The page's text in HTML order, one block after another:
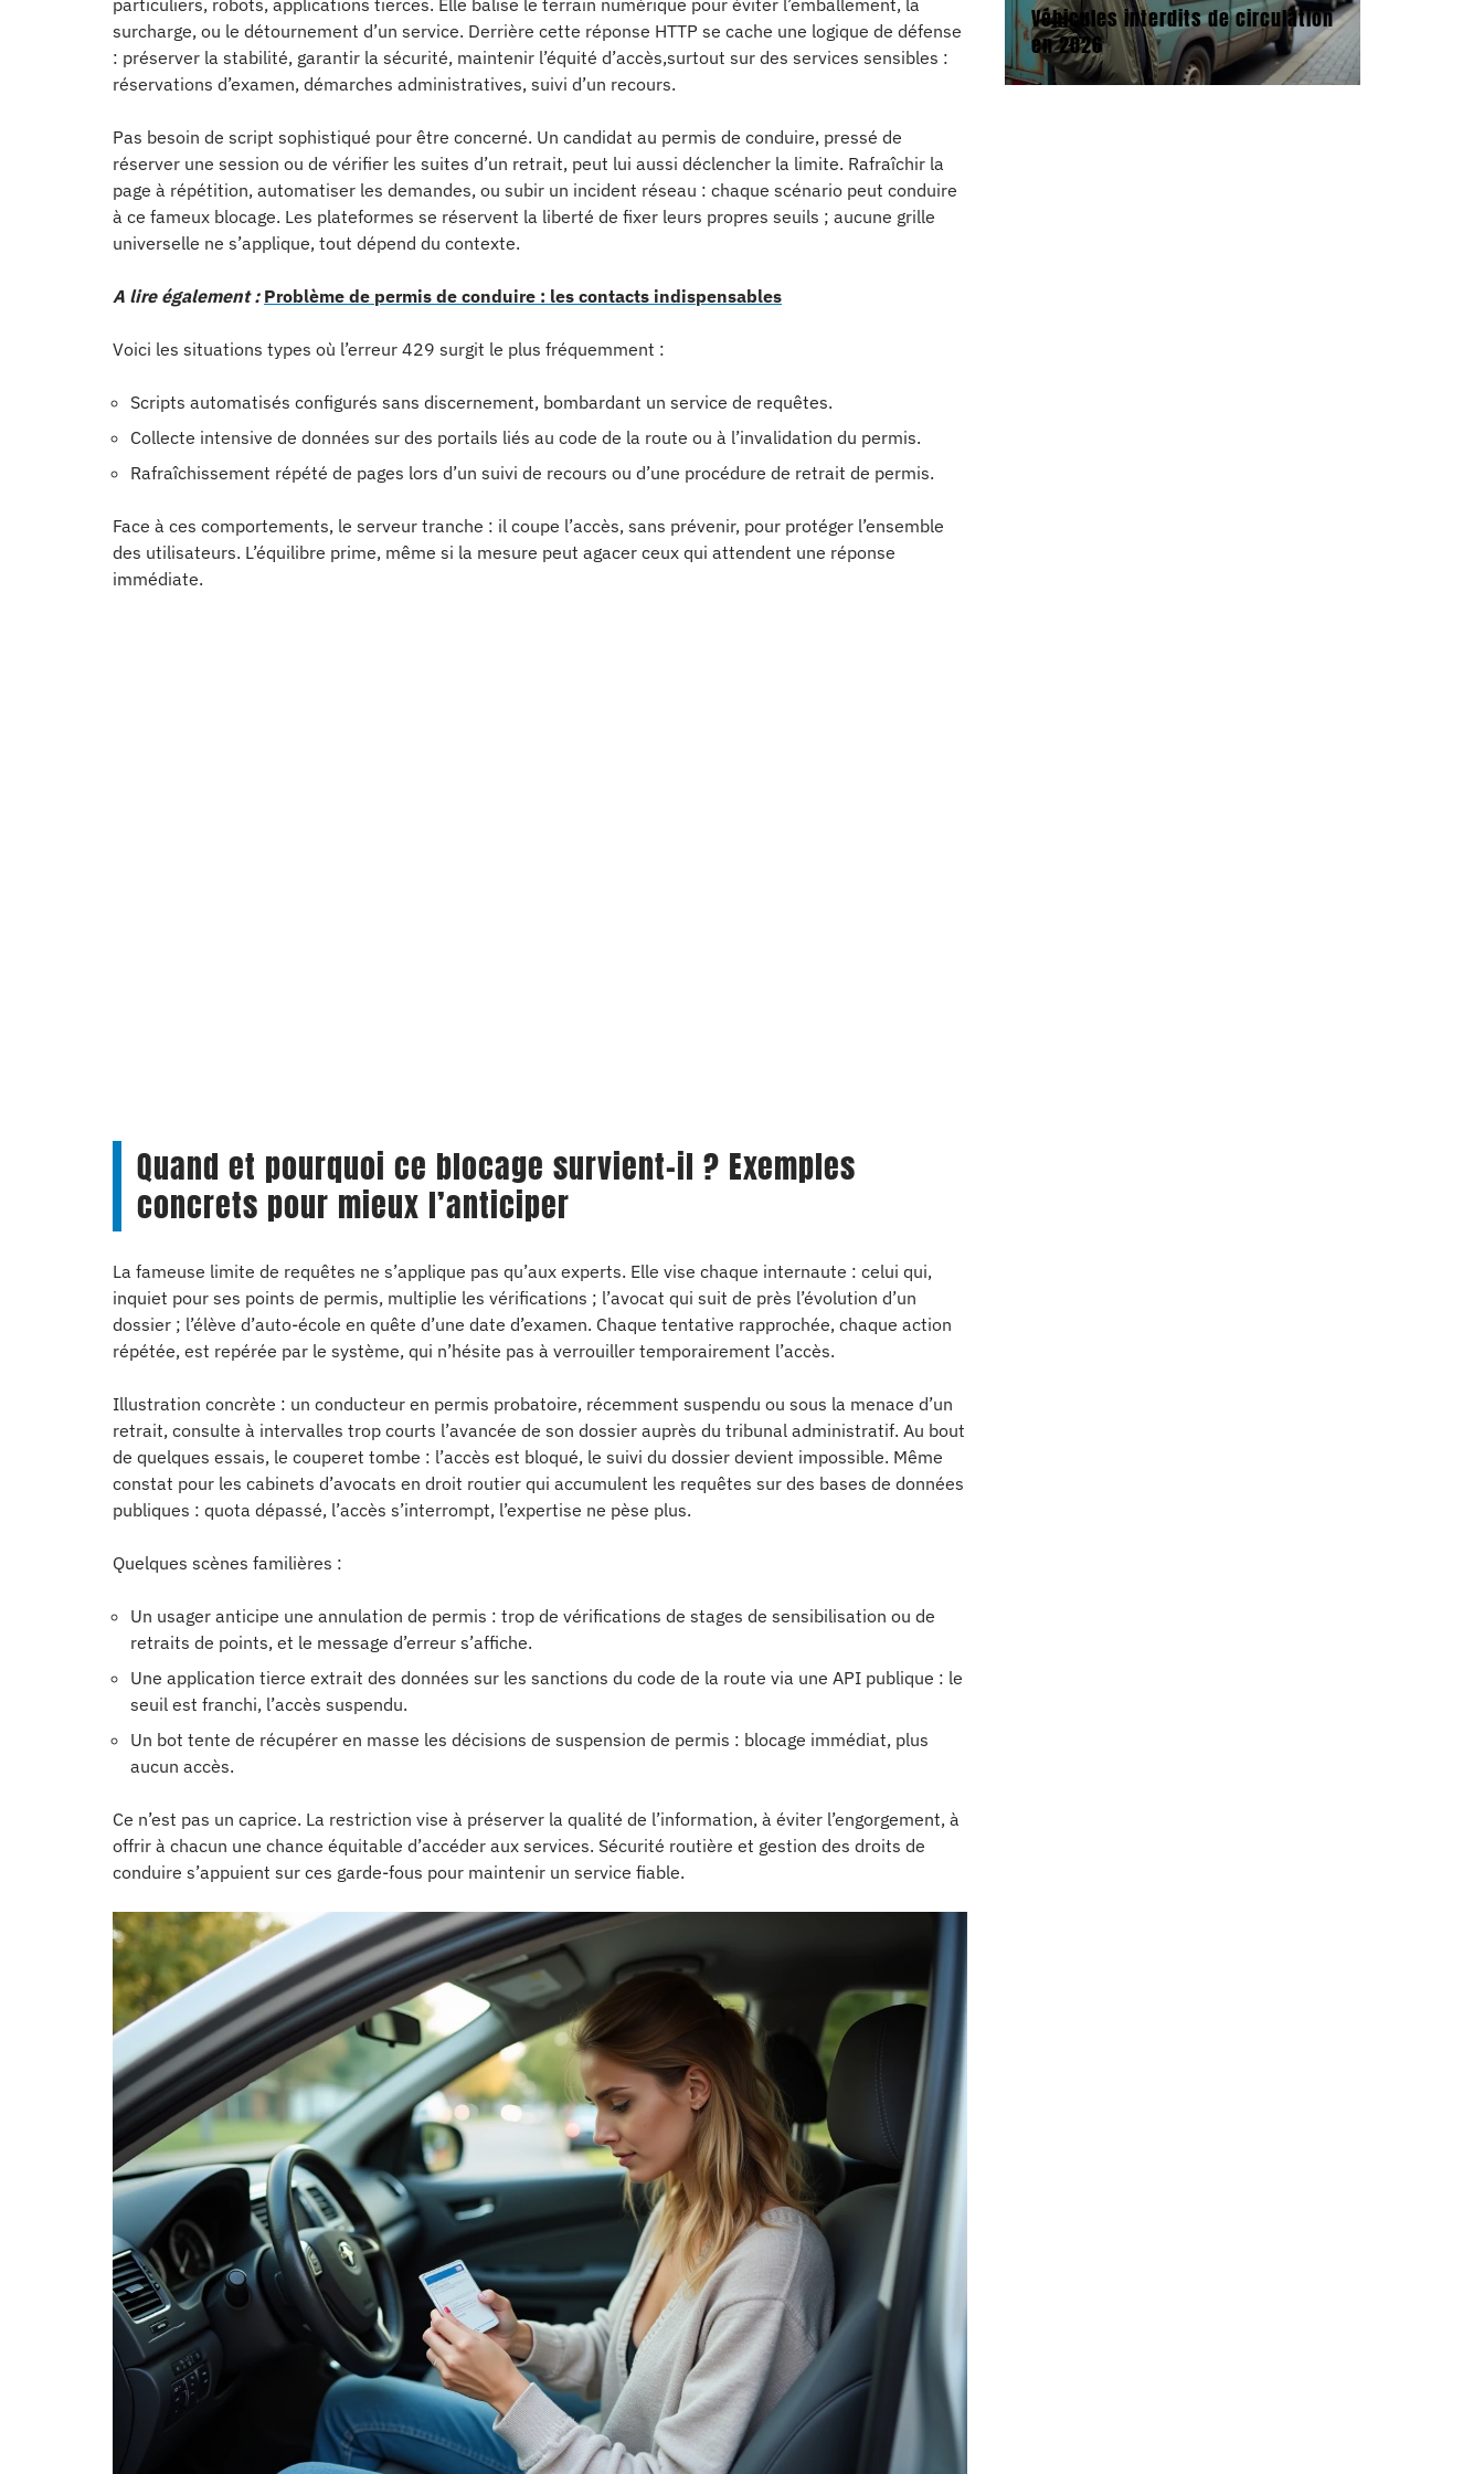
particuliers, robots, applications tierces. Elle balise le terrain numérique pour éviter l’emballement, la
surcharge, ou le détournement d’un service. Derrière cette réponse HTTP se cache une logique de défense
: préserver la stabilité, garantir la sécurité, maintenir l’équité d’accès,surtout sur des services sensibles :
réservations d’examen, démarches administratives, suivi d’un recours.
Pas besoin de script sophistiqué pour être concerné. Un candidat au permis de conduire, pressé de
réserver une session ou de vérifier les suites d’un retrait, peut lui aussi déclencher la limite. Rafraîchir la
page à répétition, automatiser les demandes, ou subir un incident réseau : chaque scénario peut conduire
à ce fameux blocage. Les plateformes se réservent la liberté de fixer leurs propres seuils ; aucune grille
universelle ne s’applique, tout dépend du contexte.
A lire également : Problème de permis de conduire : les contacts indispensables
Voici les situations types où l’erreur 429 surgit le plus fréquemment :
Scripts automatisés configurés sans discernement, bombardant un service de requêtes.
Collecte intensive de données sur des portails liés au code de la route ou à l’invalidation du permis.
Rafraîchissement répété de pages lors d’un suivi de recours ou d’une procédure de retrait de permis.
Face à ces comportements, le serveur tranche : il coupe l’accès, sans prévenir, pour protéger l’ensemble
des utilisateurs. L’équilibre prime, même si la mesure peut agacer ceux qui attendent une réponse
immédiate.
Quand et pourquoi ce blocage survient-il ? Exemples
concrets pour mieux l’anticiper
La fameuse limite de requêtes ne s’applique pas qu’aux experts. Elle vise chaque internaute : celui qui,
inquiet pour ses points de permis, multiplie les vérifications ; l’avocat qui suit de près l’évolution d’un
dossier ; l’élève d’auto-école en quête d’une date d’examen. Chaque tentative rapprochée, chaque action
répétée, est repérée par le système, qui n’hésite pas à verrouiller temporairement l’accès.
Illustration concrète : un conducteur en permis probatoire, récemment suspendu ou sous la menace d’un
retrait, consulte à intervalles trop courts l’avancée de son dossier auprès du tribunal administratif. Au bout
de quelques essais, le couperet tombe : l’accès est bloqué, le suivi du dossier devient impossible. Même
constat pour les cabinets d’avocats en droit routier qui accumulent les requêtes sur des bases de données
publiques : quota dépassé, l’accès s’interrompt, l’expertise ne pèse plus.
Quelques scènes familières :
Un usager anticipe une annulation de permis : trop de vérifications de stages de sensibilisation ou de
retraits de points, et le message d’erreur s’affiche.
Une application tierce extrait des données sur les sanctions du code de la route via une API publique : le
seuil est franchi, l’accès suspendu.
Un bot tente de récupérer en masse les décisions de suspension de permis : blocage immédiat, plus
aucun accès.
Ce n’est pas un caprice. La restriction vise à préserver la qualité de l’information, à éviter l’engorgement, à
offrir à chacun une chance équitable d’accéder aux services. Sécurité routière et gestion des droits de
conduire s’appuient sur ces garde-fous pour maintenir un service fiable.
Véhicules interdits de circulation
en 2026